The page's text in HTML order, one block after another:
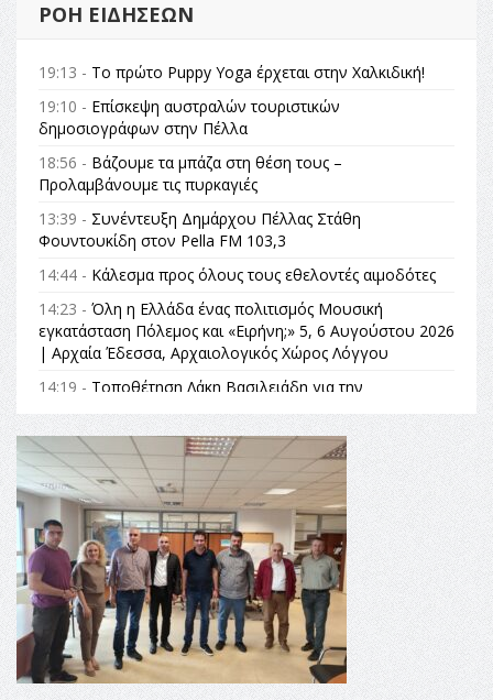
ΡΟΉ ΕΙΔΉΣΕΩΝ
19:13 - Το πρώτο Puppy Yoga έρχεται στην Χαλκιδική!
19:10 - Επίσκεψη αυστραλών τουριστικών
δημοσιογράφων στην Πέλλα
18:56 - Βάζουμε τα μπάζα στη θέση τους –
Προλαμβάνουμε τις πυρκαγιές
13:39 - Συνέντευξη Δημάρχου Πέλλας Στάθη
Φουντουκίδη στον Pella FM 103,3
14:44 - Κάλεσμα προς όλους τους εθελοντές αιμοδότες
14:23 - Όλη η Ελλάδα ένας πολιτισμός Μουσική
εγκατάσταση Πόλεμος και «Ειρήνη;» 5, 6 Αυγούστου 2026
| Αρχαία Έδεσσα, Αρχαιολογικός Χώρος Λόγγου
14:19 - Τοποθέτηση Λάκη Βασιλειάδη για την
Αναθεώρηση του Συντάγματος: «Σε τέτοιες κορυφαίες
θεσμικές διαδικασίες υπάρχει μόνο η ευθύνη απέναντι
στις επόμενες γενιές»
16:35 -Το πρόγραμμα του ΠΑΟΚ στον δεύτερο γύρο του
Champions League!
16:27 -Όλυμπος: Εντάχθηκε στον Κατάλογο Παγκόσμιας
Κληρονομιάς της UNESCO – Ομόφωνη η απόφαση Ο
Όλυμπος αναγνωρίστηκε ως φυσικό και πολιτιστικό
αγαθό εξέχουσας οικουμενικής αξίας για την
ανθρωπότητα
16:18 -ΕΝΟΡΙΑΚΕΣ ΚΑΛΟΚΑΙΡΙΝΕΣ ΔΡΑΣΕΙΣ ΓΙΑ ΠΑΙΔΙΑ
ΣΤΗΝ ΕΔΕΣΣΑ